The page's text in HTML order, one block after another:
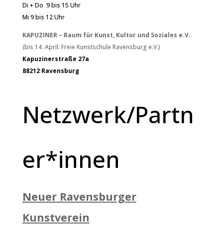
Di + Do 9 bis 15 Uhr
Mi 9 bis 12 Uhr
KAPUZINER – Raum für Kunst, Kultur und Soziales e.V.
(bis 14. April: Freie Kunstschule Ravensburg e.V.)
Kapuzinerstraße 27a
88212 Ravensburg
Netzwerk/Partn
er*innen
Neuer Ravensburger
Kunstverein